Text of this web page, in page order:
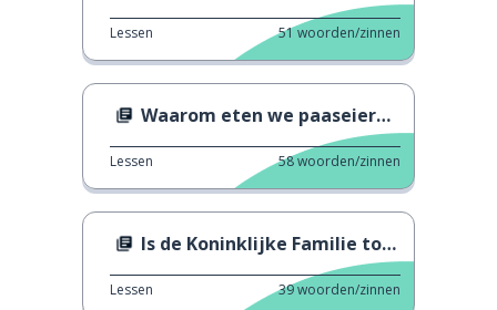
Lessen 51woorden/zinnen
Waarom eten we paaseieren?
Lessen 58woorden/zinnen
Is de Koninklijke Familie toch niet zo Koninklijk?
Lessen 39woorden/zinnen